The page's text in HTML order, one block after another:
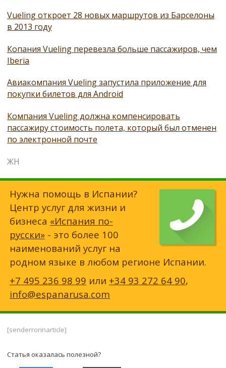
Vueling откроет 28 новых маршрутов из Барселоны
в 2013 году
Копания Vueling перевезла больше пассажиров, чем
Iberia
Авиакомпания Vueling запустила приложение для
покупки билетов для Android
Компания Vueling должна компенсировать
пассажиру стоимость полета, который был отменен
по электронной почте
ЖН
Нужна помощь в Испании?
Центр услуг для жизни и
бизнеса «Испания по-
русски» - это более 100
наименований услуг на
родном языке в любом регионе Испании.
+7 495 236 98 99 или +34 93 272 64 90,
info@espanarusa.com
[senderrorinarticle]
Статья оказалась полезной?